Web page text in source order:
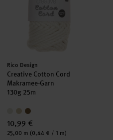
Hersteller:
Rico Design
Creative Cotton Cord
Makramee-Garn
130g 25m
10,99 €
Inhalt:
25,00 m (0,44 € / 1 m)